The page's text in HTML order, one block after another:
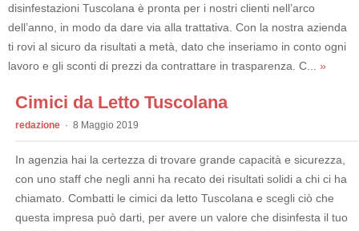
disinfestazioni Tuscolana è pronta per i nostri clienti nell’arco
dell’anno, in modo da dare via alla trattativa. Con la nostra azienda
ti rovi al sicuro da risultati a metà, dato che inseriamo in conto ogni
lavoro e gli sconti di prezzi da contrattare in trasparenza. C... »
Cimici da Letto Tuscolana
redazione 8 Maggio 2019
In agenzia hai la certezza di trovare grande capacità e sicurezza,
con uno staff che negli anni ha recato dei risultati solidi a chi ci ha
chiamato. Combatti le cimici da letto Tuscolana e scegli ciò che
questa impresa può darti, per avere un valore che disinfesta il tuo